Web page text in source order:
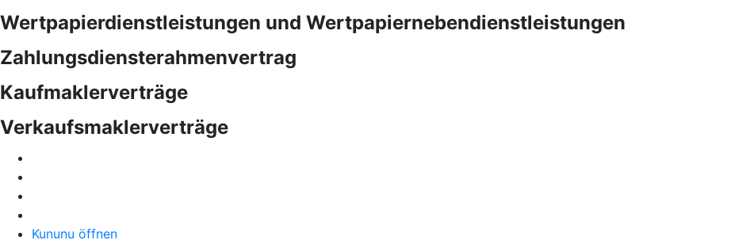
Wertpapierdienstleistungen und Wertpapiernebendienstleistungen
Zahlungsdiensterahmenvertrag
Kaufmaklerverträge
Verkaufsmaklerverträge
Kununu öffnen